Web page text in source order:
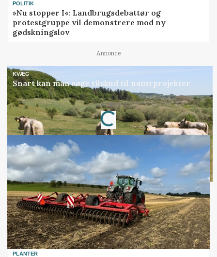
POLITIK
»Nu stopper I«: Landbrugsdebattør og
protestgruppe vil demonstrere mod ny
gødskningslov
Annonce
KVÆG
Snart kan man søge tilskud til naturprojekter
Annonce
Loading...
PLANTER